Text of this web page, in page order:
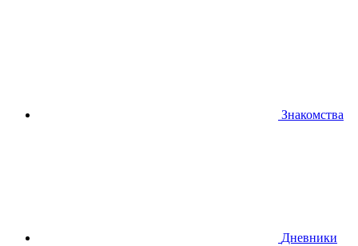
Знакомства
Дневники